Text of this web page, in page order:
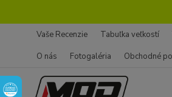
Vaše Recenzie Tabuľka veľkostí
O nás
Fotogaléria Obchodné